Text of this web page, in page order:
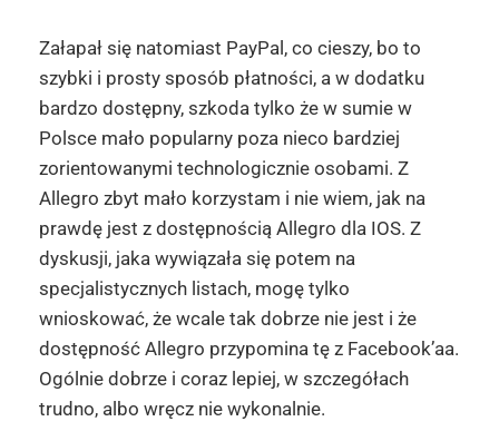
Załapał się natomiast PayPal, co cieszy, bo to
szybki i prosty sposób płatności, a w dodatku
bardzo dostępny, szkoda tylko że w sumie w
Polsce mało popularny poza nieco bardziej
zorientowanymi technologicznie osobami. Z
Allegro zbyt mało korzystam i nie wiem, jak na
prawdę jest z dostępnością Allegro dla IOS. Z
dyskusji, jaka wywiązała się potem na
specjalistycznych listach, mogę tylko
wnioskować, że wcale tak dobrze nie jest i że
dostępność Allegro przypomina tę z Facebook’aa.
Ogólnie dobrze i coraz lepiej, w szczegółach
trudno, albo wręcz nie wykonalnie.